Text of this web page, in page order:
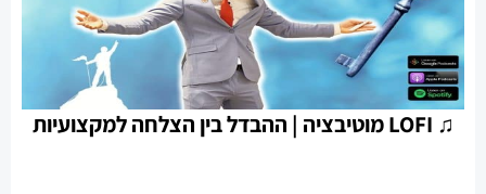
♫ LOFI מוטיבציה | ההבדל בין הצלחה למקצועיות